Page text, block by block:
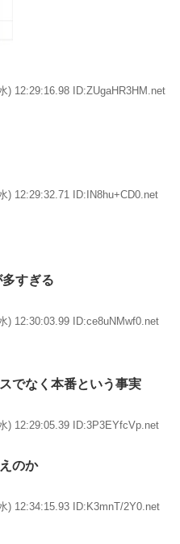
) 12:29:16.98 ID:ZUgaHR3HM.net
) 12:29:32.71 ID:IN8hu+CD0.net
すぎる
) 12:30:03.99 ID:ce8uNMwf0.net
でなく本番という事実
) 12:29:05.39 ID:3P3EYfcVp.net
のか
) 12:34:15.93 ID:K3mnT/2Y0.net